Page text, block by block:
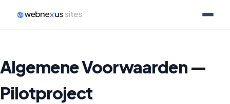
Algemene Voorwaarden —
Pilotproject